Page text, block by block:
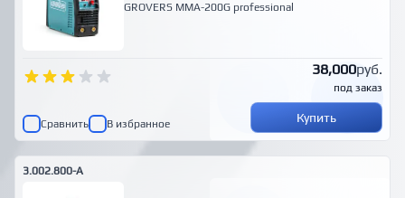
GROVERS MMA-200G professional
38,000руб.
под заказ
Сравнить В избранное Купить
3.002.800-A